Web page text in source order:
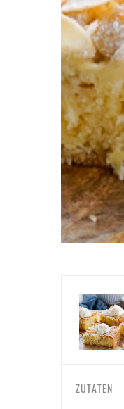
ZUTATEN